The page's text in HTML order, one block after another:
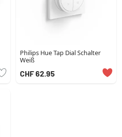
Philips Hue Tap Dial Schalter
Weiß
CHF 62.95